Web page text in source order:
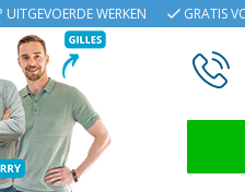
WERKEN GRATIS